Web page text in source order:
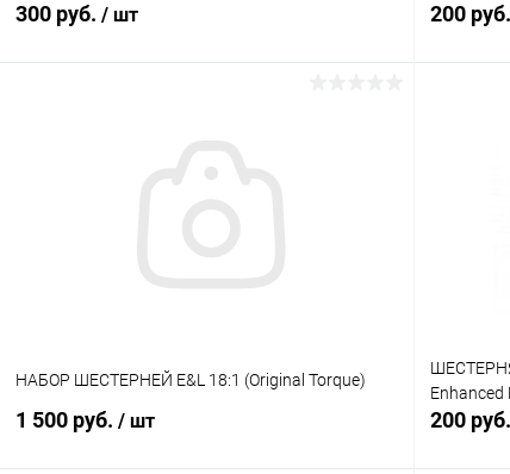
300 руб. / шт 200 руб.
В
НАБОР ШЕСТЕРНЕЙ E&L 18:1 (Original Torque)
1 500 руб. / шт
Enhanced
200 руб.